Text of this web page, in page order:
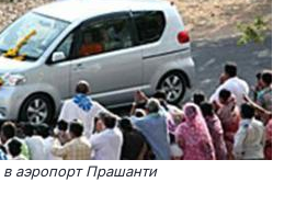
аэропорт Прашанти